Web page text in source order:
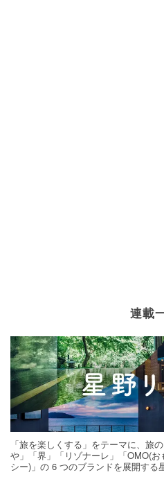
連載
「旅を楽しくする」をテーマに、旅
や」「界」「リゾナーレ」「OMO(
シー)」の 6 つのブランドを展開する